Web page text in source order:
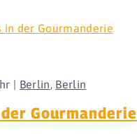
| Berlin, Berlin
Gourmanderie